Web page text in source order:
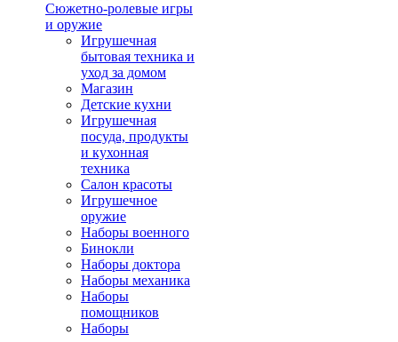
Сюжетно-ролевые игры
и оружие
Игрушечная
бытовая техника и
уход за домом
Магазин
Детские кухни
Игрушечная
посуда, продукты
и кухонная
техника
Салон красоты
Игрушечное
оружие
Наборы военного
Бинокли
Наборы доктора
Наборы механика
Наборы
помощников
Наборы